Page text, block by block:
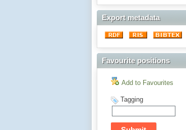
Export metadata
Favourite positions
Add to Favourites
Tagging